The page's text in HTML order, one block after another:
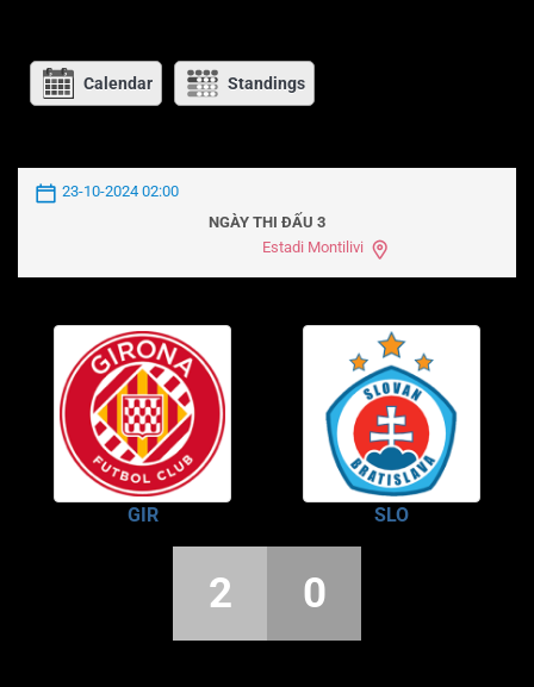
Calendar Standings
23-10-2024 02:00
NGÀY THI ĐẤU 3
Estadi Montilivi
GIR SLO
2 0